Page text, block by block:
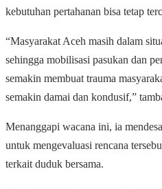
kebutuhan pertahanan bisa tetap
“Masyarakat Aceh masih dalam
sehingga mobilisasi pasukan dan
semakin membuat trauma
semakin damai dan kondusif,”
Menanggapi wacana ini, ia
untuk mengevaluasi rencana
terkait duduk bersama.